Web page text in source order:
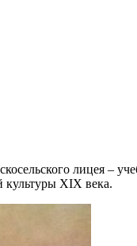
лицея –
культуры XIX века.